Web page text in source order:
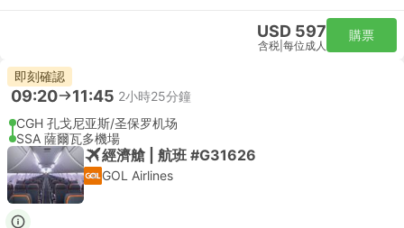
USD 597
含税 每位成人
購票
即刻確認
09:20 11:45 2小時25分鐘
CGH 孔戈尼亚斯/圣保罗机场
SSA 薩爾瓦多機場
經濟艙 | 航班 #G31626
GOL Airlines